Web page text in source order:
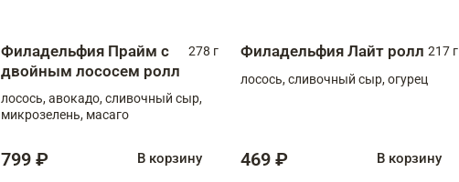
Филадельфия Прайм с
двойным лососем ролл
278 г
лосось, авокадо, сливочный сыр,
микрозелень, масаго
799 ₽ В корзину
Филадельфия Лайт ролл 217 г
лосось, сливочный сыр, огурец
469 ₽ В корзину